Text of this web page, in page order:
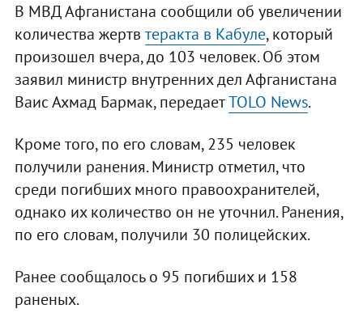
В МВД Афганистана сообщили об увеличении
количества жертв теракта в Кабуле, который
произошел вчера, до 103 человек. Об этом
заявил министр внутренних дел Афганистана
Ваис Ахмад Бармак, передаетTOLO News.
Кроме того, по его словам, 235 человек
получили ранения. Министр отметил, что
среди погибших много правоохранителей,
однако их количество он не уточнил. Ранения,
по его словам, получили 30 полицейских.
Ранее сообщалось о 95 погибших и 158
раненых.